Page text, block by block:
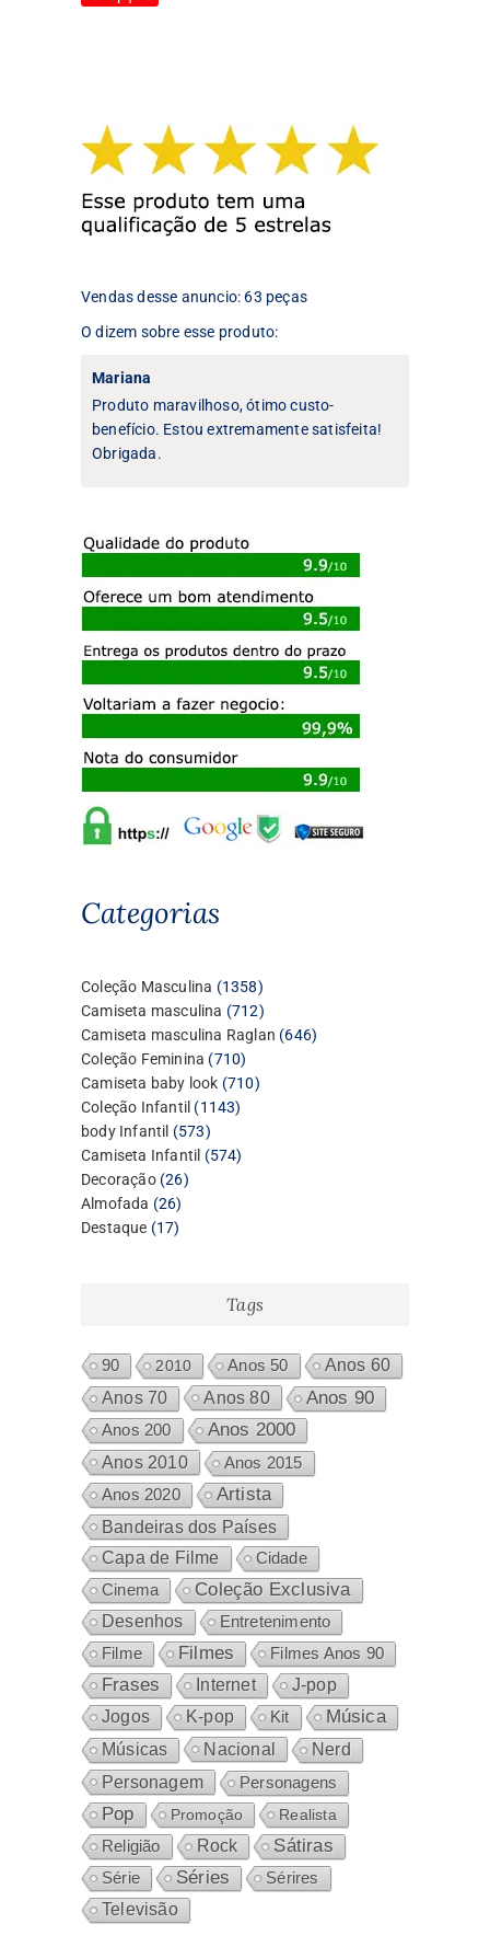
opções
podem
ser
escolhidas
na
produto
podem
ser
escolhidas
página
Vendas desse anuncio: 63 peças
O dizem sobre esse produto:
Mariana
Produto maravilhoso, ótimo custo-
benefício. Estou extremamente satisfeita!
Obrigada.
Categorias
Coleção Masculina 13581358
produtos
Camiseta masculina 712712
produtos
Camiseta masculina Raglan 646646
Coleção Feminina 710710
produtos
Camiseta baby look 710710
Coleção Infantil 11431143
body Infantil 573573
produtos
Camiseta Infantil 574574
Decoração 2626
Almofada 2626
produtos
Destaque 1717
Tags
90 2010 Anos 50
Anos 60
Anos 70
Anos 80 Anos 90
Anos 200 Anos 2000
Anos 2010 Anos 2015
Anos 2020 Artista
Bandeiras dos Países
Capa de Filme
Cidade
Cinema
Coleção Exclusiva
Desenhos
Entretenimento
Filme
Filmes Filmes Anos 90
Frases Internet
J-pop
Jogos
K-pop Kit Música
Músicas Nacional Nerd
Personagem Personagens
Pop Promoção
Realista
Religião
Rock Sátiras
Série Séries
Sérires
Televisão